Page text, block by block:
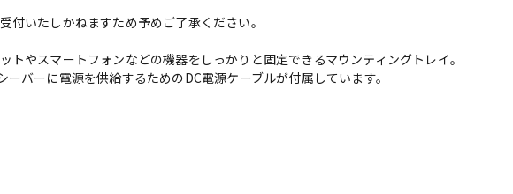
いたしかねますため予めご了承ください。
トやスマートフォンなどの機器をしっかりと固定できるマウンティングトレイ。
バーに電源を供給するためのDC電源ケーブルが付属しています。